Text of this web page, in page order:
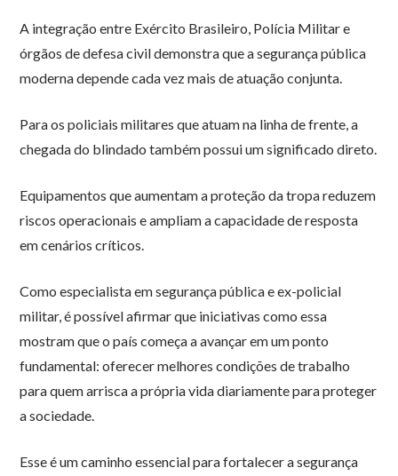
A integração entre Exército Brasileiro, Polícia Militar e
órgãos de defesa civil demonstra que a segurança pública
moderna depende cada vez mais de atuação conjunta.
Para os policiais militares que atuam na linha de frente, a
chegada do blindado também possui um significado direto.
Equipamentos que aumentam a proteção da tropa reduzem
riscos operacionais e ampliam a capacidade de resposta
em cenários críticos.
Como especialista em segurança pública e ex-policial
militar, é possível afirmar que iniciativas como essa
mostram que o país começa a avançar em um ponto
fundamental: oferecer melhores condições de trabalho
para quem arrisca a própria vida diariamente para proteger
a sociedade.
Esse é um caminho essencial para fortalecer a segurança